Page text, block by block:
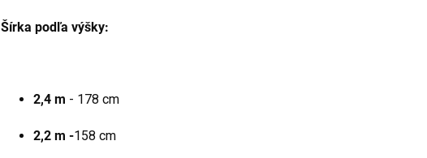
Šírka podľa výšky:
2,4 m - 178 cm
2,2 m -158 cm